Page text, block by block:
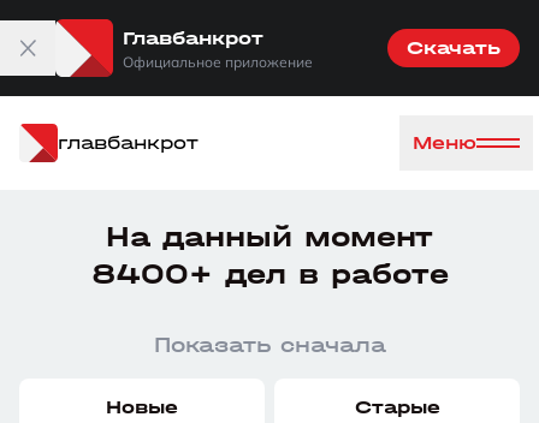
Главбанкрот
Официальное приложение
Скачать
главбанкрот Меню
На данный момент
8400+ дел в работе
Показать сначала
Новые Старые